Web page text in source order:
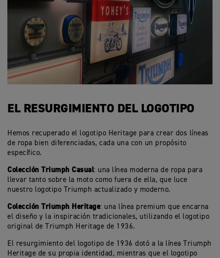
EL RESURGIMIENTO DEL LOGOTIPO
Hemos recuperado el logotipo Heritage para crear dos líneas
de ropa bien diferenciadas, cada una con un propósito
específico.
Colección Triumph Casual: una línea moderna de ropa para
llevar tanto sobre la moto como fuera de ella, que luce
nuestro logotipo Triumph actualizado y moderno.
Colección Triumph Heritage: una línea premium que encarna
el diseño y la inspiración tradicionales, utilizando el logotipo
original de Triumph Heritage de 1936.
El resurgimiento del logotipo de 1936 dotó a la línea Triumph
Heritage de su propia identidad, mientras que el logotipo